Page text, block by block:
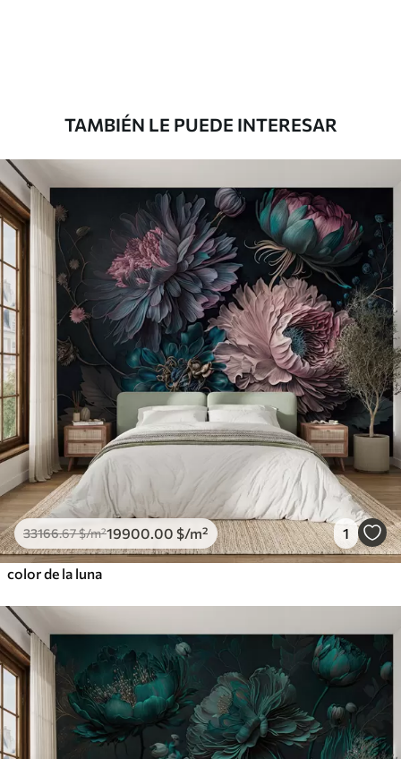
Vinilo Premium
43816.6726290.00$/m²
TAMBIÉN LE PUEDE INTERESAR
33166.67$/m²19900 .00 $/m² 1
color de la luna